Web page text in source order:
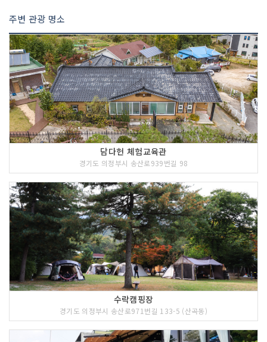
로 돌아서 가는 코스가 있고 원도봉계곡
을 따라가는 코스가 있는데 망월사에서는
두 갈래 등산로 중 어느 쪽으로 오르든 포
대능선에 이르게 된다. 망월사는 신라 제
27대 선덕여왕 8년(639년)에 해호스님
이 여왕의 명에 의해 왕실의 융성을 기리
고자 창건하였다.
5 코스 : 서계박세당 사랑채
주변 관광 명소
담다헌 체험교육관
경기도 의정부시 송산로939번길 98
수락캠핑장
경기도 의정부시 송산로971번길 133-5 (산곡동)